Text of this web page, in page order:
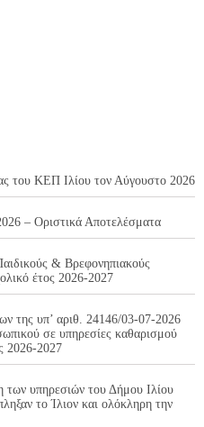
του ΚΕΠ Ιλίου τον Αύγουστο 2026
– Οριστικά Αποτελέσματα
& Βρεφονηπιακούς
έτος 2026-2027
της υπ’ αριθ. 24146/03-07-2026
σε υπηρεσίες καθαρισμού
2026-2027
των υπηρεσιών του Δήμου Ιλίου
το Ίλιον και ολόκληρη την